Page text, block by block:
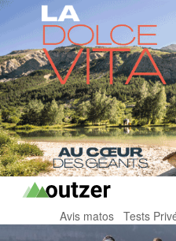
Avis matos Tests